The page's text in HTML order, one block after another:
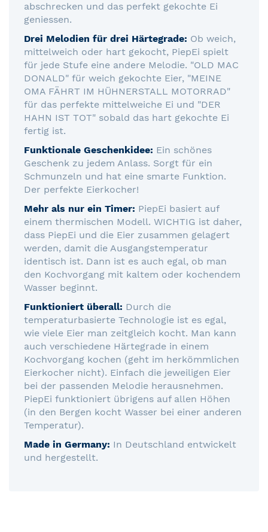
abschrecken und das perfekt gekochte Ei
geniessen.
Drei Melodien für drei Härtegrade: Ob weich,
mittelweich oder hart gekocht, PiepEi spielt
für jede Stufe eine andere Melodie. "OLD MAC
DONALD" für weich gekochte Eier, "MEINE
OMA FÄHRT IM HÜHNERSTALL MOTORRAD"
für das perfekte mittelweiche Ei und "DER
HAHN IST TOT" sobald das hart gekochte Ei
fertig ist.
Funktionale Geschenkidee: Ein schönes
Geschenk zu jedem Anlass. Sorgt für ein
Schmunzeln und hat eine smarte Funktion.
Der perfekte Eierkocher!
Mehr als nur ein Timer: PiepEi basiert auf
einem thermischen Modell. WICHTIG ist daher,
dass PiepEi und die Eier zusammen gelagert
werden, damit die Ausgangstemperatur
identisch ist. Dann ist es auch egal, ob man
den Kochvorgang mit kaltem oder kochendem
Wasser beginnt.
Funktioniert überall: Durch die
temperaturbasierte Technologie ist es egal,
wie viele Eier man zeitgleich kocht. Man kann
auch verschiedene Härtegrade in einem
Kochvorgang kochen (geht im herkömmlichen
Eierkocher nicht). Einfach die jeweiligen Eier
bei der passenden Melodie herausnehmen.
PiepEi funktioniert übrigens auf allen Höhen
(in den Bergen kocht Wasser bei einer anderen
Temperatur).
Made in Germany: In Deutschland entwickelt
und hergestellt.